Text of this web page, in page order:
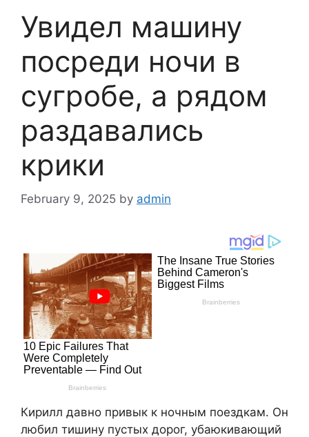
Увидел машину
посреди ночи в
сугробе, а рядом
раздавались
крики
February 9, 2025 by admin
Кирилл давно привык к ночным поездкам. Он
любил тишину пустых дорог, убаюкивающий